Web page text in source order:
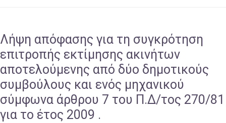
Λήψη απόφασης για τη συγκρότηση
επιτροπής εκτίμησης ακινήτων
αποτελούμενης από δύο δημοτικούς
συμβούλους και ενός μηχανικού
σύμφωνα άρθρου 7 του Π.Δ/τος 270/81
για το έτος 2009 .